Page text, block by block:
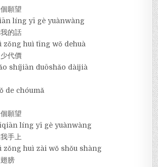
願望
líng yī gè yuànwàng
的話
huì tīng wǒ dehuà
代價
shíjiān duōshǎo dàijià
de chóumǎ
願望
líng yī gè yuànwàng
手上
huì zài wǒ shǒu shàng
膀